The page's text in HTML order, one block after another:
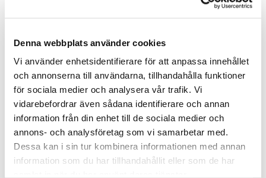
Denna webbplats använder cookies
Vi använder enhetsidentifierare för att anpassa innehållet
och annonserna till användarna, tillhandahålla funktioner
för sociala medier och analysera vår trafik. Vi
vidarebefordrar även sådana identifierare och annan
information från din enhet till de sociala medier och
annons- och analysföretag som vi samarbetar med.
Dessa kan i sin tur kombinera informationen med annan
information som du har tillhandahållit eller som de har